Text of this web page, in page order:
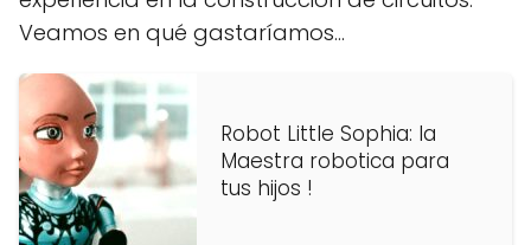
Veamos en qué gastaríamos...
Robot Little Sophia: la
Maestra robotica para
tus hijos !